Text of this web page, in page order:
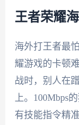
王者荣耀
海外打王者最
耀游戏的卡顿
战时，别人在
上。100Mbps
有技能指令精